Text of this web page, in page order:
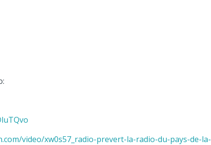
video/xw0s57_radio-prevert-la-radio-du-pays-de-la-